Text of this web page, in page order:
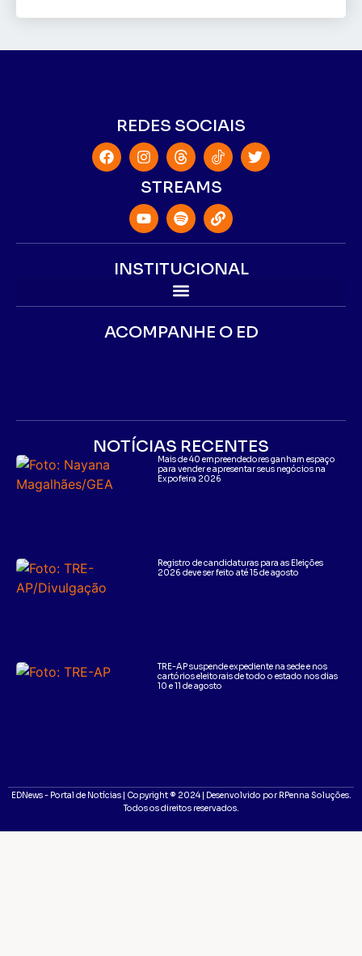
REDES SOCIAIS
STREAMS
INSTITUCIONAL
ACOMPANHE O ED
NOTÍCIAS RECENTES
Mais de 40 empreendedores ganham espaço
para vender e apresentar seus negócios na
Expofeira 2026
Registro de candidaturas para as Eleições
2026 deve ser feito até 15 de agosto
TRE-AP suspende expediente na sede e nos
cartórios eleitorais de todo o estado nos dias
10 e 11 de agosto
EDNews - Portal de Notícias | Copyright ® 2024 | Desenvolvido por RPenna Soluções.
Todos os direitos reservados.